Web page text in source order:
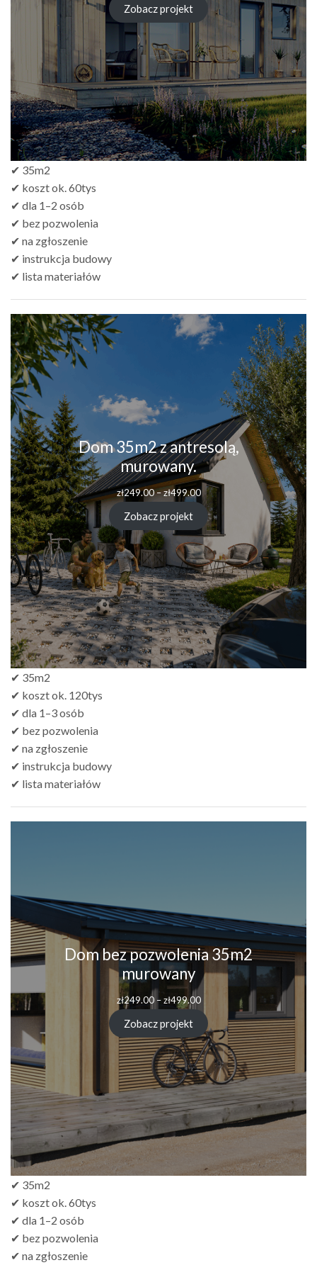
zł249.00
zł499.00
Zobacz projekt
✔ 35m2
✔ koszt ok. 60tys
✔ dla 1–2 osób
✔ bez pozwolenia
✔ na zgłoszenie
✔ instrukcja budowy
✔ lista materiałów
Dom 35m2 z antresolą,
murowany.
zł249.00–zł499.00Zakres
cen:
od
zł249.00
do
zł499.00
Zobacz projekt
✔ 35m2
✔ koszt ok. 120tys
✔ dla 1–3 osób
✔ bez pozwolenia
✔ na zgłoszenie
✔ instrukcja budowy
✔ lista materiałów
Dom bez pozwolenia 35m2
murowany
zł249.00 – zł499.00Zakres
od
zł249.00
do
zł499.00
Zobacz projekt
✔ 35m2
✔ koszt ok. 60tys
✔ dla 1–2 osób
✔ bez pozwolenia
✔ na zgłoszenie